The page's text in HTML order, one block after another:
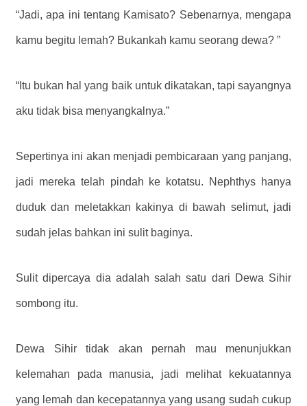
“Jadi, apa ini tentang Kamisato? Sebenarnya, mengapa
kamu begitu lemah? Bukankah kamu seorang dewa? ”
“Itu bukan hal yang baik untuk dikatakan, tapi sayangnya
aku tidak bisa menyangkalnya.”
Sepertinya ini akan menjadi pembicaraan yang panjang,
jadi mereka telah pindah ke kotatsu. Nephthys hanya
duduk dan meletakkan kakinya di bawah selimut, jadi
sudah jelas bahkan ini sulit baginya.
Sulit dipercaya dia adalah salah satu dari Dewa Sihir
sombong itu.
Dewa Sihir tidak akan pernah mau menunjukkan
kelemahan pada manusia, jadi melihat kekuatannya
yang lemah dan kecepatannya yang usang sudah cukup